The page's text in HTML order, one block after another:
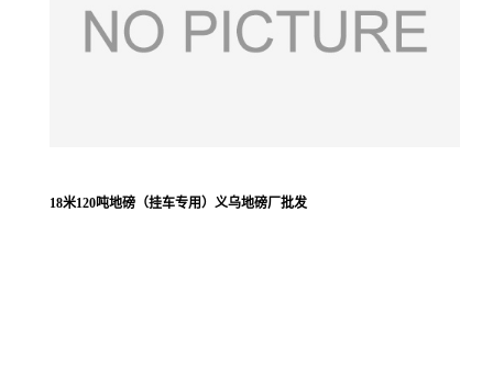
18米120吨地磅（挂车专用）义乌地磅厂批发